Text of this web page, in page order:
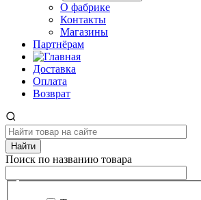
О фабрике
Контакты
Магазины
Партнёрам
Доставка
Оплата
Возврат
Найти
Поиск по названию товара